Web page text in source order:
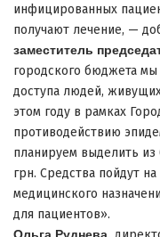
инфицированных
получают лечение, —
заместитель
городского бюджета
доступа людей,
этом году в рамках
противодействию
планируем выделить
грн. Средства пойдут
медицинского
для пациентов».
Ольга Руднева,